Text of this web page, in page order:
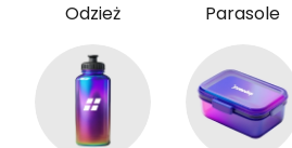
Odzież Parasole